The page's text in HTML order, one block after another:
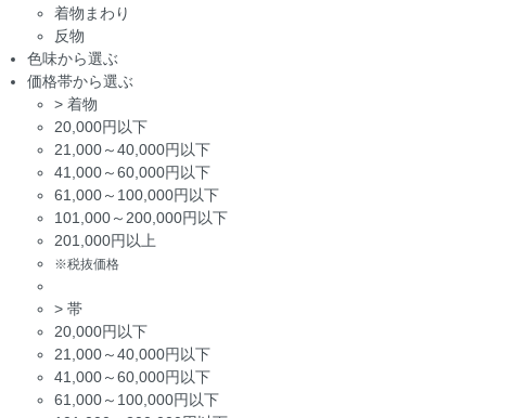
着物まわり
反物
色味から選ぶ
価格帯から選ぶ
> 着物
20,000円以下
21,000～40,000円以下
41,000～60,000円以下
61,000～100,000円以下
101,000～200,000円以下
201,000円以上
※税抜価格
> 帯
20,000円以下
21,000～40,000円以下
41,000～60,000円以下
61,000～100,000円以下